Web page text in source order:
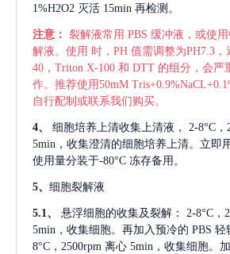
1%H2O2 灭活 15min 再检测。
注意： 裂解液常用 PBS 缓冲液，或使
解液。使用 时，PH 值需调整为PH7.3，
40，Triton X-100 和 DTT 的组分，会严
作。推荐使用50mM
自行配制或联系我们购买。
4、 细胞培养上清收集上清液，
2-8°C
5min，收集澄清的细胞培养上清。立即
使用量分装于-80°C 冻存备用。
5、 细胞裂解液
5.1、 悬浮细胞的收集及裂解：
2-8°C，
5min，收集细胞。再加入预冷的 PBS
8°C，2500rpm 离心 5min，收集细胞。